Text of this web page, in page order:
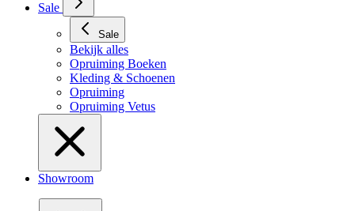
Sale
Sale
Bekijk alles
Opruiming Boeken
Kleding & Schoenen
Opruiming
Opruiming Vetus
Showroom